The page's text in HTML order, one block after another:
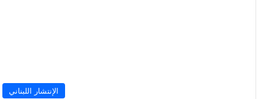
الإنتشار اللبناني